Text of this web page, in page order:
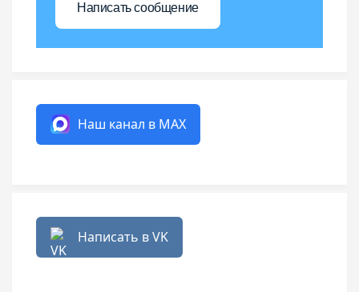
Написать сообщение
Наш канал в MAX
Написать в VK